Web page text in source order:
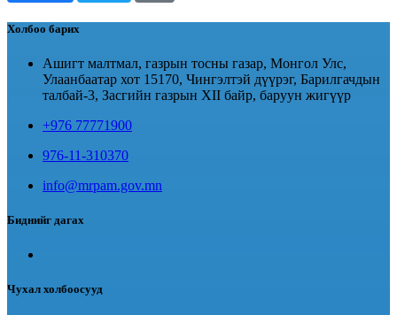
Холбоо барих
Ашигт малтмал, газрын тосны газар, Монгол Улс,
Улаанбаатар хот 15170, Чингэлтэй дүүрэг, Барилгачдын
талбай-3, Засгийн газрын XII байр, баруун жигүүр
+976 77771900
976-11-310370
info@mrpam.gov.mn
Биднийг дагах
Чухал холбоосууд